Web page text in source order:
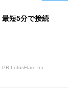
最短5分で接続
PR LotusFlare Inc